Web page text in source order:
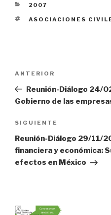
CATEGORÍAS
2007
ETIQUETAS
ASOCIACIONES
de
entradas
Entrada
anterior:
ANTERIOR
Reunión-Diálogo 24/
Gobierno de las
Siguiente
entrada
SIGUIENTE
Reunión-Diálogo 29/11/
financiera y económica:
efectos en México